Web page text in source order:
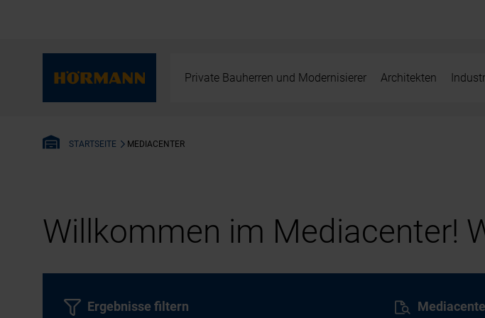
Private Bauherren und Modernisierer Architekten
STARTSEITE MEDIACENTER
Willkommen im Mediacenter!
Ergebnisse filtern